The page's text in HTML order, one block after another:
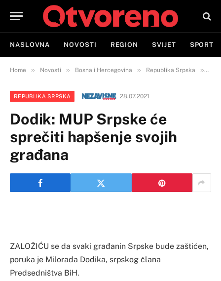
NASLOVNA NOVOSTI REGION SVIJET SPORT
Home » Novosti » Bosna i Hercegovina » Republika Srpska »
REPUBLIKA SRPSKA 28.07.2021
Dodik: MUP Srpske će
sprečiti hapšenje svojih
građana
ZALOŽIĆU se da svaki građanin Srpske bude zaštićen,
poruka je Milorada Dodika, srpskog člana
Predsedništva BiH.